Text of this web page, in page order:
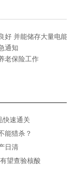
好 并能储存大量电能
通知
老保险工作
快速通关
能猎杀？
日清
望查验核酸